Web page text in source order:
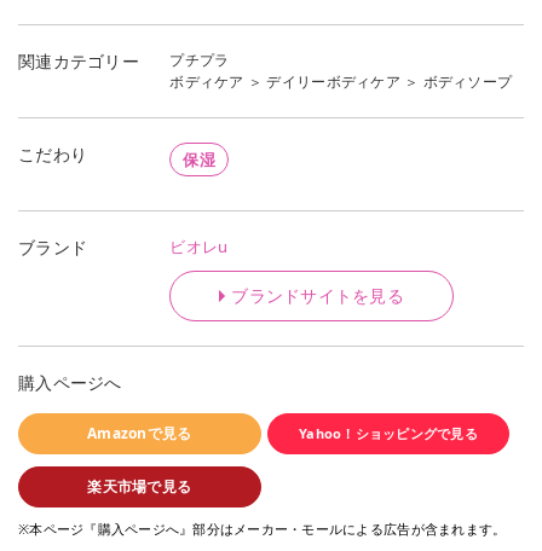
関連カテゴリー
プチプラ
ボディケア ＞デイリーボディケア ＞ ボディソープ
こだわり 保湿
ブランド ビオレu
ブランドサイトを見る
購入ページへ
Amazonで見る Yahoo！ショッピングで見る
楽天市場で見る
※本ページ『購入ページへ』部分はメーカー・モールによる広告が含まれます。